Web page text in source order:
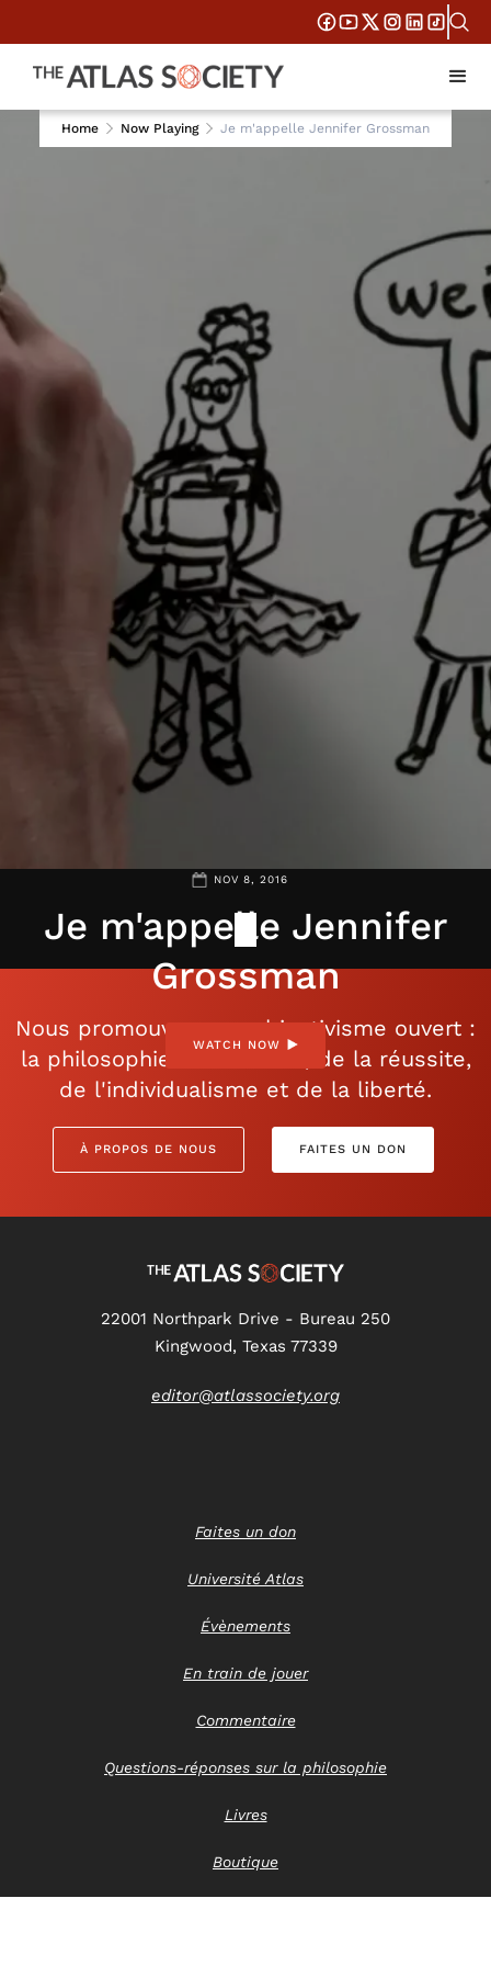
NOV 8, 2016
Je m'appelle Jennifer
Grossman
WATCH NOW
Home Now Playing Je m'appelle Jennifer Grossman
Nous promouvons un objectivisme ouvert :
la philosophie de la raison, de la réussite,
de l'individualisme et de la liberté.
À PROPOS DE NOUS FAITES UN DON
22001 Northpark Drive - Bureau 250
Kingwood, Texas 77339
editor@atlassociety.org
Faites un don
Université Atlas
Évènements
En train de jouer
Commentaire
Questions-réponses sur la philosophie
Livres
Boutique